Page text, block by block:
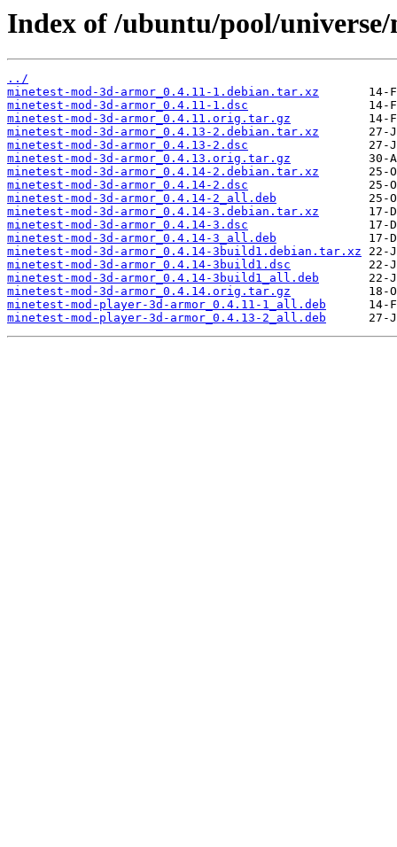
Index of /ubuntu/pool/
../
minetest-mod-3d-armor_0.4.11-1.debian.tar.xz
minetest-mod-3d-armor_0.4.11-1.dsc
minetest-mod-3d-armor_0.4.11.orig.tar.gz
minetest-mod-3d-armor_0.4.13-2.debian.tar.xz
minetest-mod-3d-armor_0.4.13-2.dsc
minetest-mod-3d-armor_0.4.13.orig.tar.gz
minetest-mod-3d-armor_0.4.14-2.debian.tar.xz
minetest-mod-3d-armor_0.4.14-2.dsc
minetest-mod-3d-armor_0.4.14-2_all.deb
minetest-mod-3d-armor_0.4.14-3.debian.tar.xz
minetest-mod-3d-armor_0.4.14-3.dsc
minetest-mod-3d-armor_0.4.14-3_all.deb
minetest-mod-3d-armor_0.4.14-3build1.debian.tar.xz
minetest-mod-3d-armor_0.4.14-3build1.dsc
minetest-mod-3d-armor_0.4.14-3build1_all.deb
minetest-mod-3d-armor_0.4.14.orig.tar.gz
minetest-mod-player-3d-armor_0.4.11-1_all.deb
minetest-mod-player-3d-armor_0.4.13-2_all.deb